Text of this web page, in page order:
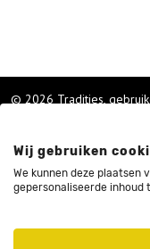
© 2026 Tradities,
Gebruikersvoorwaarden
Privacybeleid
Cookies
Sitemap
Wij gebruiken
We kunnen deze plaatsen
gepersonaliseerde